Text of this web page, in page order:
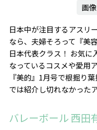
画
日本中が注目するアスリ
なら、夫婦そろって『美
日本代表クラス！ お気に
なっているコスメや愛用
『美的』1月号で根掘り
では紹介し切れなかった
バレーボール 西田